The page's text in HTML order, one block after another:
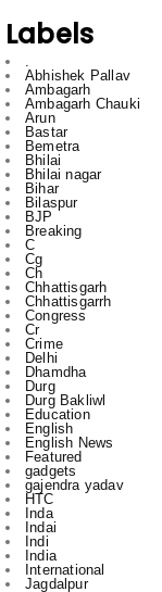
Ambagarh
Ambagarh Chauki
Bastar
Bemetra
Bhilai
Bhilai nagar
Bihar
Bilaspur
BJP
Breaking
C
Cg
Ch
Chhattisgarh
Chhattisgarrh
Congress
Cr
Crime
Delhi
Dhamdha
Durg
Durg Bakliwl
Education
English
English News
Featured
gadgets
gajendra yadav
HTC
Inda
Indai
Indi
India
International
Jagdalpur
Jashpur
jile
kasdol
Kawardha